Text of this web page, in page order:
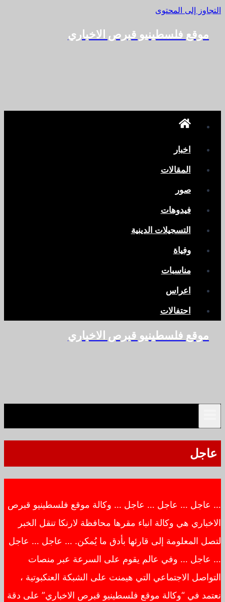
التجاوز إلى المحتوى
موقع فلسطينيو قبرص الاخباري
اخبار
المقالات
صور
فيدوهات
التسجيلات الدينية
وفياة
مناسبات
اعراس
احتفالات
موقع فلسطينيو قبرص الاخباري
عاجل
… عاجل … عاجل … عاجل … وكالة موقع فلسطينيو قبرص
الاخباري هي وكالة انباء مقرها محافظة لارنكا تنقل الخبر
لتصل المعلومة إلى قارئها بأدق ما يُمكن. … عاجل … عاجل
… عاجل … وفي عالم يقوم على السرعة عبر منصات
التواصل الاجتماعي التي هيمنت على الشبكة العنكبوتية ،
نعتمد في “وكالة موقع فلسطينيو قبرص الاخباري” على دقة